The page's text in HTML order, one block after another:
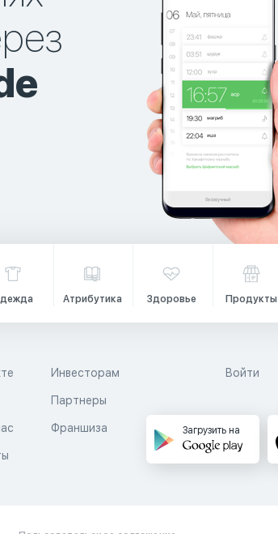
Атрибутика Здоровье Продукты
Инвесторам
Партнеры
Франшиза
Войти
Загрузить на